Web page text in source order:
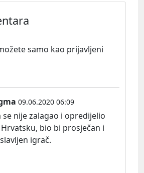
samo kao prijavljeni
09.06.2020 06:09
se nije zalagao i opredijelio
bio bi prosječan i
igrač.